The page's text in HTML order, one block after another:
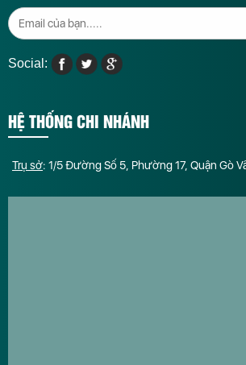
Social:
HỆ THỐNG CHI NHÁNH
Trụ sở: 1/5 Đường Số 5, Phường 17, Quận Gò